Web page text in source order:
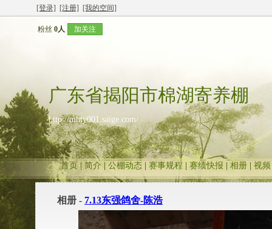
[登录] [注册] [我的空间]
粉丝 0人 加关注
广东省揭阳市棉湖寄养棚
http://mhty001.saige.com/
首页 | 简介 公棚动态 赛事规程 赛绩快报 相册 视频
相册 - 7.13东强鸽舍-陈浩